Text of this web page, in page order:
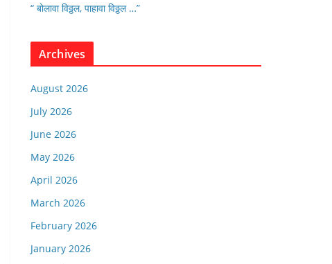
“ बोलावा विठ्ठल, पाहावा विठ्ठल …”
Archives
August 2026
July 2026
June 2026
May 2026
April 2026
March 2026
February 2026
January 2026